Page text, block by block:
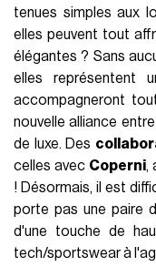
tenues simples aux
elles peuvent tout
élégantes ? Sans
elles représentent
accompagneront
nouvelle alliance
de luxe. Des
celles avec Coperni,
! Désormais, il est
porte pas une paire
d'une touche de
tech/sportswear à